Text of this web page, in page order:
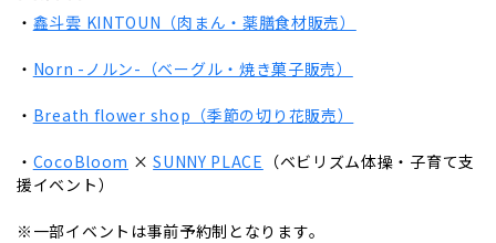
・ 鑫斗雲 KINTOUN（肉まん・薬膳食材販売）
・ Norn -ノルン-（ベーグル・焼き菓子販売）
・ Breath flower shop（季節の切り花販売）
・ CocoBloom ×SUNNY PLACE （ベビリズム体操・子育て支
援イベント）
※一部イベントは事前予約制となります。